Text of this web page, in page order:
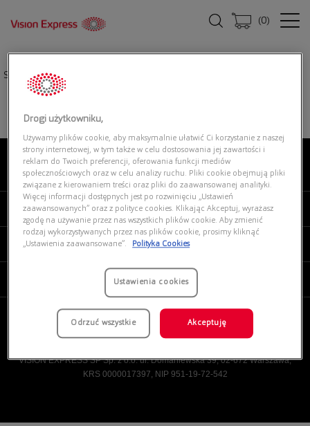
(0)
Strona główna|
O NAS
MOJE VISION EXPRESS
PRODUKTY I USŁUGI
VISION EXPRESS SP Sp. z o.o. ul. Domaniewska 39, 02-672 Warszawa,
KRS 0000017397, NIP 951-19-72-542
Drogi użytkowniku,
Używamy plików cookie, aby maksymalnie ułatwić Ci korzystanie z naszej
strony internetowej, w tym także w celu dostosowania jej zawartości i
reklam do Twoich preferencji, oferowania funkcji mediów
społecznościowych oraz w celu analizy ruchu. Pliki cookie obejmują pliki
związane z kierowaniem treści oraz pliki do zaawansowanej analityki.
Więcej informacji dostępnych jest po rozwinięciu „Ustawień
zaawansowanych” oraz z polityce cookies. Klikając Akceptuj, wyrażasz
zgodę na używanie przez nas wszystkich plików cookie. Aby zmienić
rodzaj wykorzystywanych przez nas plików cookie, prosimy kliknąć
„Ustawienia zaawansowane”.
Polityka Cookies
Ustawienia cookies
Odrzuć wszystkie Akceptuję